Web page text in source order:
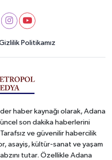
Politikamız
haber kaynağı olarak, Adana
son dakika haberlerini
Tarafsız ve güvenilir habercilik
asayiş, kültür-sanat ve yaşam
tutar. Özellikle Adana